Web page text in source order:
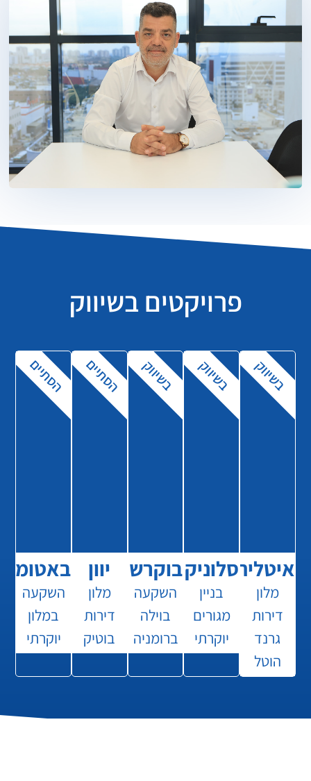
פרויקטים בשיווק
איטליה
מלון
דירות
גרנד
הוטל
בשיווק
סלוניקי
בניין
מגורים
יוקרתי
בשיווק
בוקרשט
השקעה
בוילה
ברומניה
בשיווק
יוון
מלון
דירות
בוטיק
הסתיים
באטומי
השקעה
במלון
יוקרתי
הסתיים